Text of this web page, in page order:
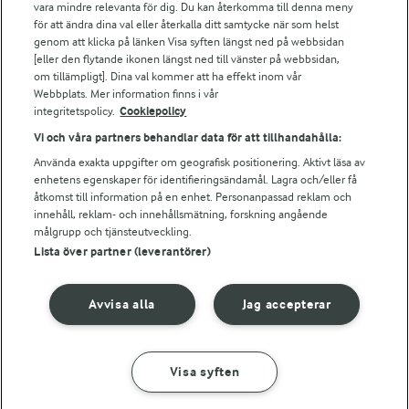
Bildbank
Följ oss
© 2026 Arla Foods
Integritetspolicy
vara mindre relevanta för dig. Du kan återkomma till denna meny
för att ändra dina val eller återkalla ditt samtycke när som helst
genom att klicka på länken Visa syften längst ned på webbsidan
[eller den flytande ikonen längst ned till vänster på webbsidan,
om tillämpligt]. Dina val kommer att ha effekt inom vår
Webbplats. Mer information finns i vår
integritetspolicy. Cookiepolicy
Vi och våra partners behandlar data för att tillhandahålla:
Använda exakta uppgifter om geografisk positionering. Aktivt läsa av
enhetens egenskaper för identifieringsändamål. Lagra och/eller få
åtkomst till information på en enhet. Personanpassad reklam och
innehåll, reklam- och innehållsmätning, forskning angående
målgrupp och tjänsteutveckling.
Lista över partner (leverantörer)
Jag accepterar
Avvisa alla
Visa syften